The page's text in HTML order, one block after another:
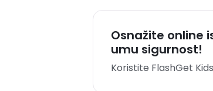
Osnažite online
umu sigurnost!
Koristite FlashGet